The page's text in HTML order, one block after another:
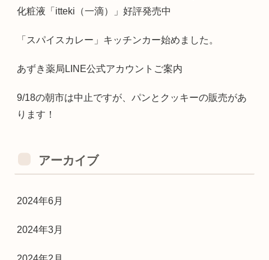
化粧液「itteki（一滴）」好評発売中
「スパイスカレー」キッチンカー始めました。
あずき薬局LINE公式アカウントご案内
9/18の朝市は中止ですが、パンとクッキーの販売があ
ります！
アーカイブ
2024年6月
2024年3月